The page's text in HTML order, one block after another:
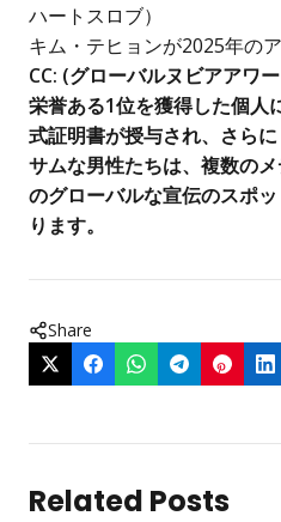
ハートスロブ）
キム・テヒョンが2025年の
CC: (グローバルヌビアアワ
栄誉ある1位を獲得した個人
式証明書が授与され、さら
サムな男性たちは、複数の
のグローバルな宣伝のスポ
ります。
Share
Related Posts